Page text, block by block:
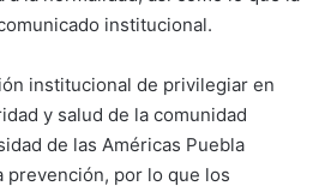
institucional.
institucional de privilegiar en
y salud de la comunidad
de las Américas Puebla
prevención, por lo que los